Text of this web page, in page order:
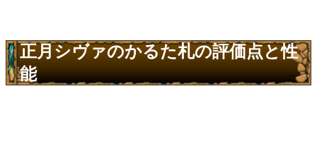
正月シヴァのかるた札の評価点と性
能